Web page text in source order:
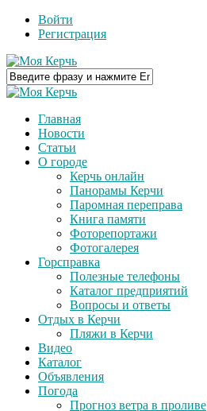
Войти
Регистрация
Главная
Новости
Статьи
О городе
Керчь онлайн
Панорамы Керчи
Паромная переправа
Книга памяти
Фоторепортажи
Фотогалерея
Горсправка
Полезные телефоны
Каталог предприятий
Вопросы и ответы
Отдых в Керчи
Пляжи в Керчи
Видео
Каталог
Объявления
Погода
Прогноз ветра в проливе